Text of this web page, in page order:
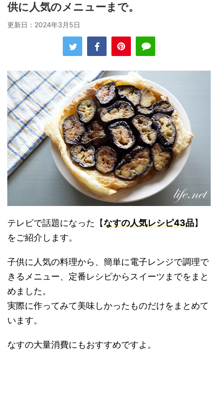
供に人気のメニューまで。
更新日： 2024年3月5日
テレビで話題になった【なすの人気レシピ43品】
をご紹介します。
子供に人気の料理から、簡単に電子レンジで調理で
きるメニュー、定番レシピからスイーツまでをまと
めました。
実際に作ってみて美味しかったものだけをまとめて
います。
なすの大量消費にもおすすめですよ。